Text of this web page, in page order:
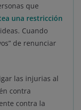
que
una restricción
Cuando
de renunciar
las injurias al
contra
contra la